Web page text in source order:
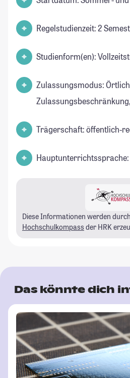
Regelstudienzeit: 2
Studienform(en):
Zulassungsmodus:
Trägerschaft: öffentlich-
Hauptunterrichtssprache:
Diese Informationen werden
Hochschulkompass der HRK
Das könnte dich